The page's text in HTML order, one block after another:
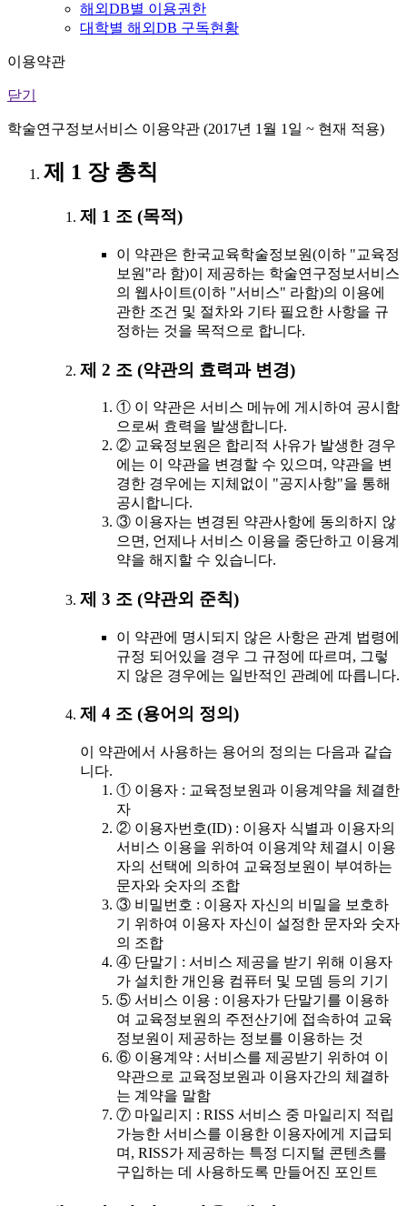
해외DB별 이용권한
대학별 해외DB 구독현황
이용약관
닫기
학술연구정보서비스 이용약관 (2017년 1월 1일 ~ 현재 적용)
제 1 장 총칙
제 1 조 (목적)
이 약관은 한국교육학술정보원(이하 "교육정
보원"라 함)이 제공하는 학술연구정보서비스
의 웹사이트(이하 "서비스" 라함)의 이용에
관한 조건 및 절차와 기타 필요한 사항을 규
정하는 것을 목적으로 합니다.
제 2 조 (약관의 효력과 변경)
① 이 약관은 서비스 메뉴에 게시하여 공시함
으로써 효력을 발생합니다.
② 교육정보원은 합리적 사유가 발생한 경우
에는 이 약관을 변경할 수 있으며, 약관을 변
경한 경우에는 지체없이 "공지사항"을 통해
공시합니다.
③ 이용자는 변경된 약관사항에 동의하지 않
으면, 언제나 서비스 이용을 중단하고 이용계
약을 해지할 수 있습니다.
제 3 조 (약관외 준칙)
이 약관에 명시되지 않은 사항은 관계 법령에
규정 되어있을 경우 그 규정에 따르며, 그렇
지 않은 경우에는 일반적인 관례에 따릅니다.
제 4 조 (용어의 정의)
이 약관에서 사용하는 용어의 정의는 다음과 같습
니다.
① 이용자 : 교육정보원과 이용계약을 체결한
자
② 이용자번호(ID) : 이용자 식별과 이용자의
서비스 이용을 위하여 이용계약 체결시 이용
자의 선택에 의하여 교육정보원이 부여하는
문자와 숫자의 조합
③ 비밀번호 : 이용자 자신의 비밀을 보호하
기 위하여 이용자 자신이 설정한 문자와 숫자
의 조합
④ 단말기 : 서비스 제공을 받기 위해 이용자
가 설치한 개인용 컴퓨터 및 모뎀 등의 기기
⑤ 서비스 이용 : 이용자가 단말기를 이용하
여 교육정보원의 주전산기에 접속하여 교육
정보원이 제공하는 정보를 이용하는 것
⑥ 이용계약 : 서비스를 제공받기 위하여 이
약관으로 교육정보원과 이용자간의 체결하
는 계약을 말함
⑦ 마일리지 : RISS 서비스 중 마일리지 적립
가능한 서비스를 이용한 이용자에게 지급되
며, RISS가 제공하는 특정 디지털 콘텐츠를
구입하는 데 사용하도록 만들어진 포인트